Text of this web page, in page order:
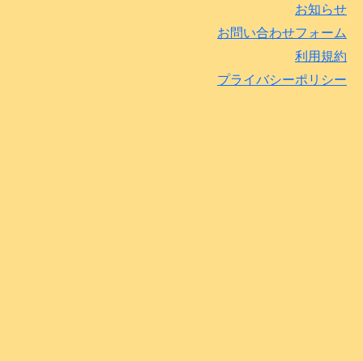
お知らせ
お問い合わせフォーム
利用規約
プライバシーポリシー